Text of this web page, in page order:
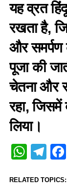
यह व्रत
रखता है,
और समर्पण
पूजा की
चेतना और
रहा,
लिया।
RELATED TOPICS: